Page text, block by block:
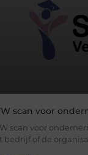
scan voor
scan voor
bedrijf of de